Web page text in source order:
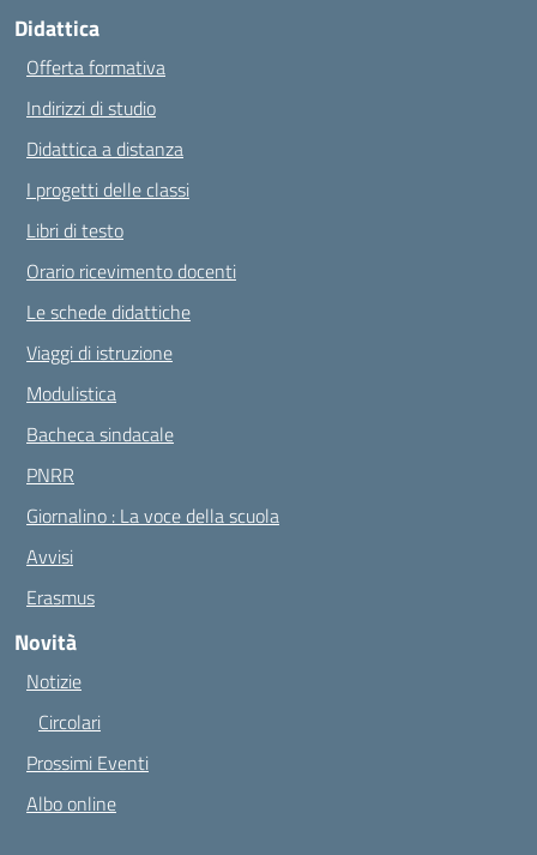
Didattica
Offerta formativa
Indirizzi di studio
Didattica a distanza
I progetti delle classi
Libri di testo
Orario ricevimento docenti
Le schede didattiche
Viaggi di istruzione
Modulistica
Bacheca sindacale
PNRR
Giornalino : La voce della scuola
Avvisi
Erasmus
Novità
Notizie
Circolari
Prossimi Eventi
Albo online